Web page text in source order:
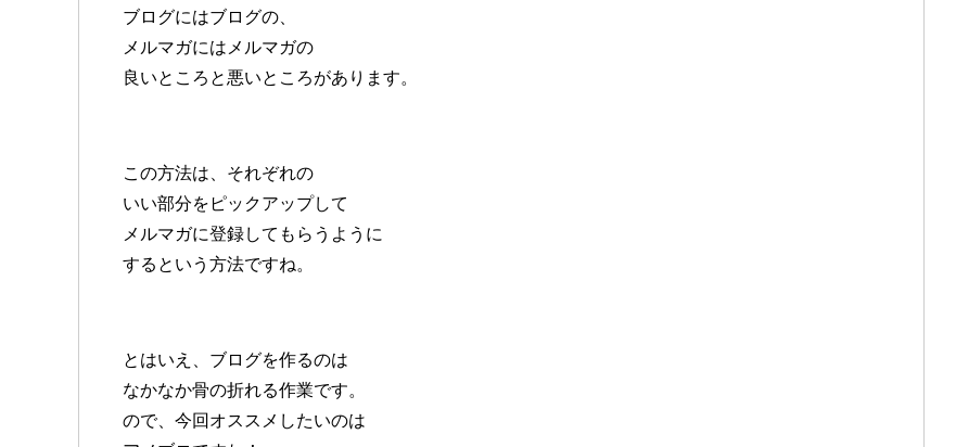
ブログにはブログの、
メルマガにはメルマガの
良いところと悪いところがあります。
この方法は、それぞれの
いい部分をピックアップして
メルマガに登録してもらうように
するという方法ですね。
とはいえ、ブログを作るのは
なかなか骨の折れる作業です。
ので、今回オススメしたいのは